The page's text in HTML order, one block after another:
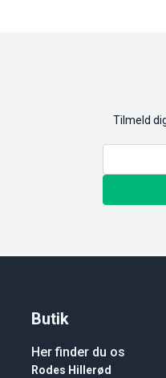
Tilmeld
Butik
Her finder du os
Rodes Hillerød